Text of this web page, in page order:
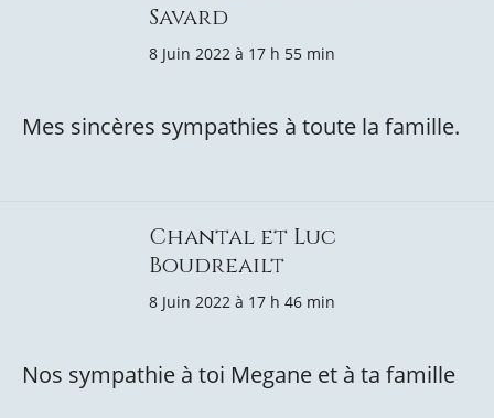
Savard
8 Juin 2022 à 17 h 55 min
Mes sincères sympathies à toute la famille.
Chantal et Luc
Boudreailt
8 Juin 2022 à 17 h 46 min
Nos sympathie à toi Megane et à ta famille